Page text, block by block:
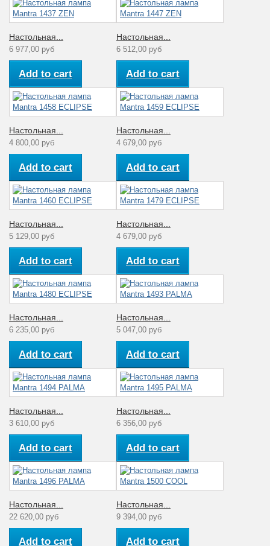
Настольная...
6 977,00 руб
Add to cart
Настольная...
6 512,00 руб
Add to cart
Настольная...
4 800,00 руб
Add to cart
Настольная...
4 679,00 руб
Add to cart
Настольная...
5 129,00 руб
Add to cart
Настольная...
4 679,00 руб
Add to cart
Настольная...
6 235,00 руб
Add to cart
Настольная...
5 047,00 руб
Add to cart
Настольная...
3 610,00 руб
Add to cart
Настольная...
6 356,00 руб
Add to cart
Настольная...
22 620,00 руб
Add to cart
Настольная...
9 394,00 руб
Add to cart